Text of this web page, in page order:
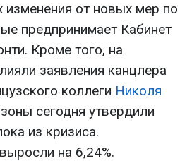
от новых мер по
предпринимает Кабинет
Кроме того, на
заявления канцлера
коллеги Николя
сегодня утвердили
из кризиса.
на 6,24%.